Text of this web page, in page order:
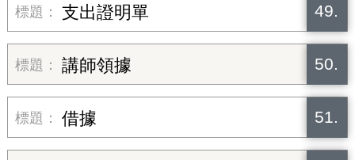
49.
支出證明單
50.
講師領據
51.
借據